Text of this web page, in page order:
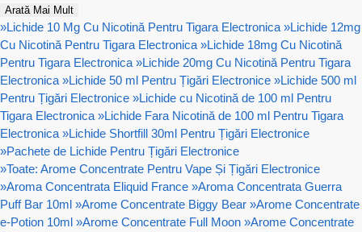
Arată Mai Mult
»Lichide 10 Mg Cu Nicotină Pentru Tigara Electronica »Lichide 12mg
Cu Nicotină Pentru Tigara Electronica »Lichide 18mg Cu Nicotină
Pentru Tigara Electronica »Lichide 20mg Cu Nicotină Pentru Tigara
Electronica »Lichide 50 ml Pentru Țigări Electronice »Lichide 500 ml
Pentru Țigări Electronice »Lichide cu Nicotină de 100 ml Pentru
Tigara Electronica »Lichide Fara Nicotină de 100 ml Pentru Tigara
Electronica »Lichide Shortfill 30ml Pentru Țigări Electronice
»Pachete de Lichide Pentru Țigări Electronice
»Toate: Arome Concentrate Pentru Vape Și Țigări Electronice
»Aroma Concentrata Eliquid France »Aroma Concentrata Guerra
Puff Bar 10ml »Arome Concentrate Biggy Bear »Arome Concentrate
e-Potion 10ml »Arome Concentrate Full Moon »Arome Concentrate